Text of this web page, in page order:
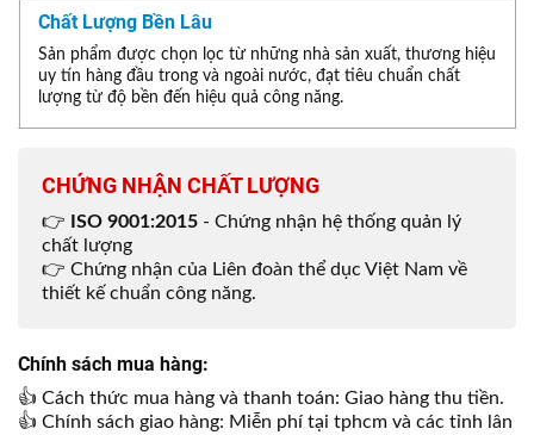
Chất Lượng Bền Lâu
Sản phẩm được chọn lọc từ những nhà sản xuất, thương hiệu
uy tín hàng đầu trong và ngoài nước, đạt tiêu chuẩn chất
lượng từ độ bền đến hiệu quả công năng.
CHỨNG NHẬN CHẤT LƯỢNG
👉 ISO 9001:2015 - Chứng nhận hệ thống quản lý
chất lượng
👉 Chứng nhận của Liên đoàn thể dục Việt Nam về
thiết kế chuẩn công năng.
Chính sách mua hàng:
👍 Cách thức mua hàng và thanh toán: Giao hàng thu tiền.
👍 Chính sách giao hàng: Miễn phí tại tphcm và các tỉnh lân